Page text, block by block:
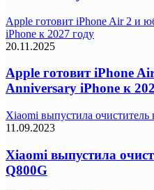
Apple готовит iPhone Air 2 и
iPhone к 2027 году
20.11.2025
Apple готовит iPhone
Anniversary iPhone к
Xiaomi выпустила
11.09.2023
Xiaomi выпустила
Q800G